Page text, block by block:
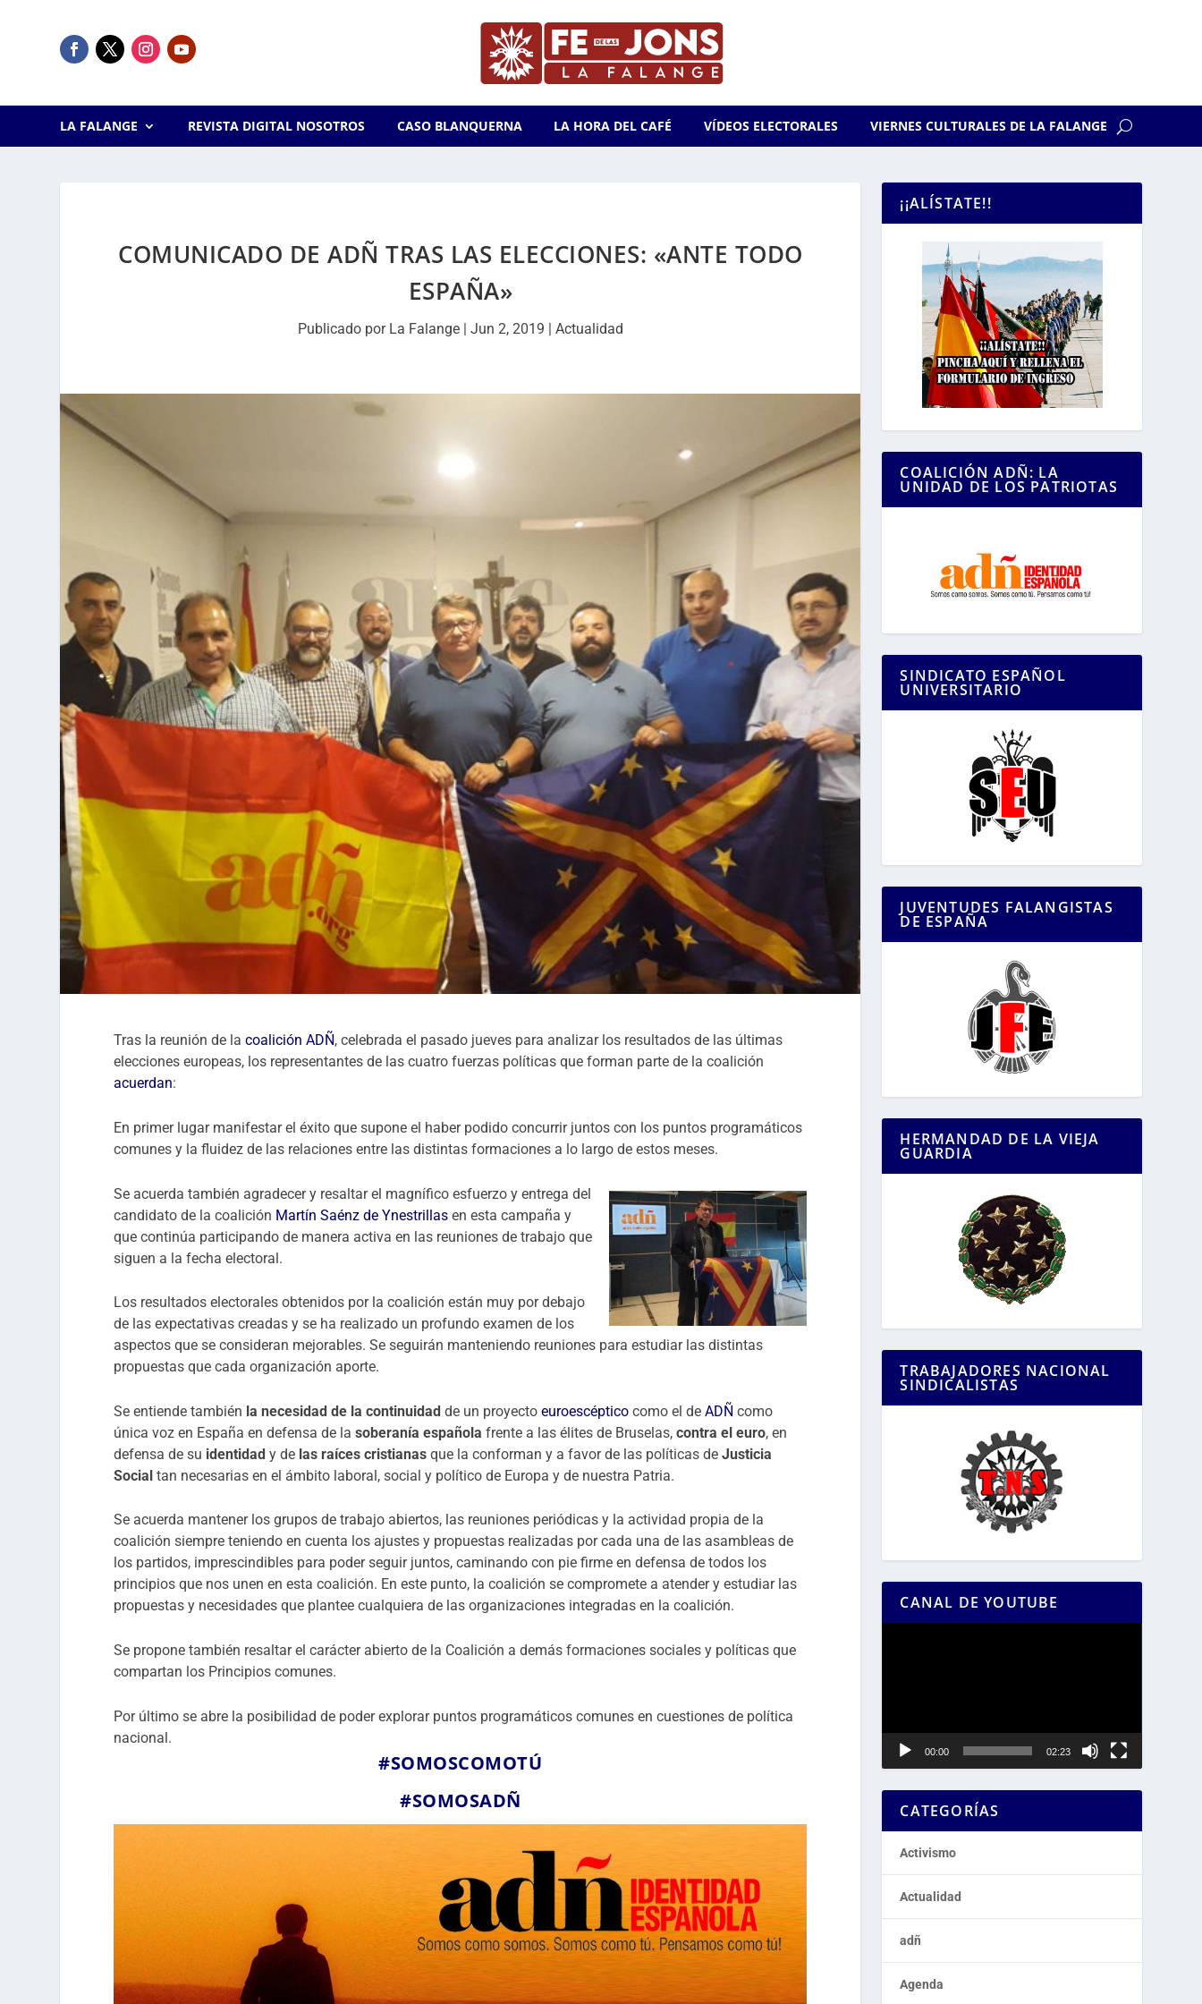
LA FALANGE REVISTA DIGITAL NOSOTROS CASO BLANQUERNA LA HORA DEL CAFÉ VÍDEOS ELECTORALES VIERNES CULTURALES DE LA FALANGE
COMUNICADO DE ADÑ TRAS LAS ELECCIONES: «ANTE TODO
ESPAÑA»
Publicado por La Falange| Jun 2, 2019 | Actualidad
Tras la reunión de lacoalición ADÑ, celebrada el pasado jueves para analizar los resultados de las últimas
elecciones europeas, los representantes de las cuatro fuerzas políticas que forman parte de la coalición
acuerdan:
En primer lugar manifestar el éxito que supone el haber podido concurrir juntos con los puntos programáticos
comunes y la fluidez de las relaciones entre las distintas formaciones a lo largo de estos meses.
Se acuerda también agradecer y resaltar el magnífico esfuerzo y entrega del
candidato de la coalición Martín Saénz de Ynestrillas en esta campaña y
que continúa participando de manera activa en las reuniones de trabajo que
siguen a la fecha electoral.
Los resultados electorales obtenidos por la coalición están muy por debajo
de las expectativas creadas y se ha realizado un profundo examen de los
aspectos que se consideran mejorables. Se seguirán manteniendo reuniones para estudiar las distintas
propuestas que cada organización aporte.
Se entiende también la necesidad de la continuidad de un proyectoeuroescéptico como el deADÑ como
única voz en España en defensa de lasoberanía española frente a las élites de Bruselas,contra el euro, en
defensa de su identidady de las raíces cristianas que la conforman y a favor de las políticas deJusticia
Social tan necesarias en el ámbito laboral, social y político de Europa y de nuestra Patria.
Se acuerda mantener los grupos de trabajo abiertos, las reuniones periódicas y la actividad propia de la
coalición siempre teniendo en cuenta los ajustes y propuestas realizadas por cada una de las asambleas de
los partidos, imprescindibles para poder seguir juntos, caminando con pie firme en defensa de todos los
principios que nos unen en esta coalición. En este punto, la coalición se compromete a atender y estudiar las
propuestas y necesidades que plantee cualquiera de las organizaciones integradas en la coalición.
Se propone también resaltar el carácter abierto de la Coalición a demás formaciones sociales y políticas que
compartan los Principios comunes.
Por último se abre la posibilidad de poder explorar puntos programáticos comunes en cuestiones de política
nacional.
#SOMOSCOMOTÚ
#SOMOSADÑ
¡¡ALÍSTATE!!
COALICIÓN ADÑ: LA
UNIDAD DE LOS PATRIOTAS
SINDICATO ESPAÑOL
UNIVERSITARIO
JUVENTUDES FALANGISTAS
DE ESPAÑA
HERMANDAD DE LA VIEJA
GUARDIA
TRABAJADORES NACIONAL
SINDICALISTAS
CANAL DE YOUTUBE
00:00 02:23
CATEGORÍAS
Activismo
Actualidad
adñ
Agenda